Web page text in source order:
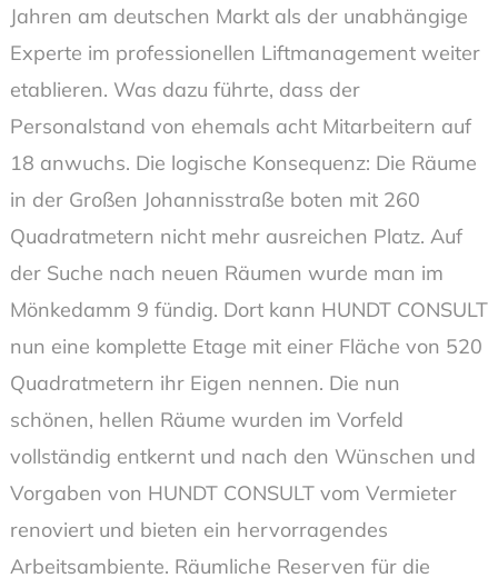
Jahren am deutschen Markt als der unabhängige
Experte im professionellen Liftmanagement weiter
etablieren. Was dazu führte, dass der
Personalstand von ehemals acht Mitarbeitern auf
18 anwuchs. Die logische Konsequenz: Die Räume
in der Großen Johannisstraße boten mit 260
Quadratmetern nicht mehr ausreichen Platz. Auf
der Suche nach neuen Räumen wurde man im
Mönkedamm 9 fündig. Dort kann HUNDT CONSULT
nun eine komplette Etage mit einer Fläche von 520
Quadratmetern ihr Eigen nennen. Die nun
schönen, hellen Räume wurden im Vorfeld
vollständig entkernt und nach den Wünschen und
Vorgaben von HUNDT CONSULT vom Vermieter
renoviert und bieten ein hervorragendes
Arbeitsambiente. Räumliche Reserven für die